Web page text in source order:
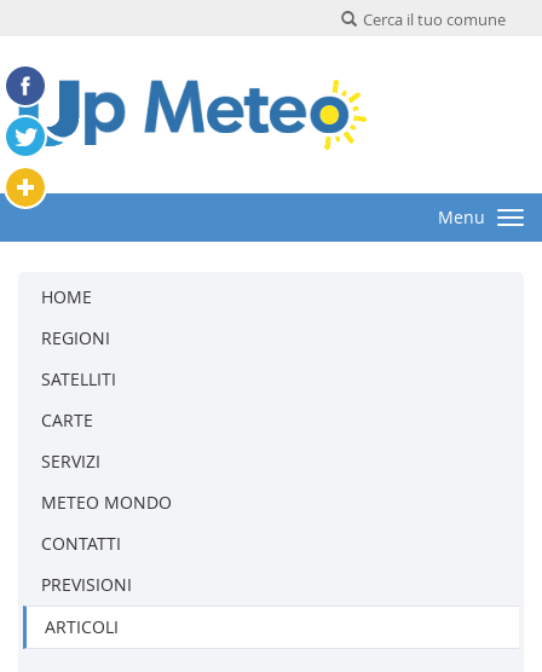
Cerca il tuo comune
Menu
HOME
REGIONI
SATELLITI
CARTE
SERVIZI
METEO MONDO
CONTATTI
PREVISIONI
ARTICOLI